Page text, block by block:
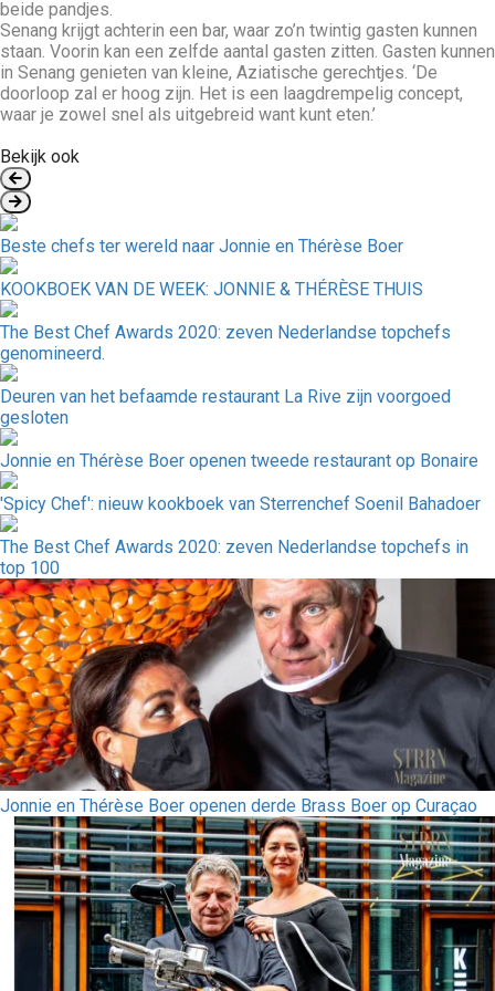
beide pandjes.
Senang krijgt achterin een bar, waar zo’n twintig gasten kunnen
staan. Voorin kan een zelfde aantal gasten zitten. Gasten kunnen
in Senang genieten van kleine, Aziatische gerechtjes. ‘De
doorloop zal er hoog zijn. Het is een laagdrempelig concept,
waar je zowel snel als uitgebreid want kunt eten.’
Bekijk ook
Beste chefs ter wereld naar Jonnie en Thérèse Boer
KOOKBOEK VAN DE WEEK: JONNIE & THÉRÈSE THUIS
The Best Chef Awards 2020: zeven Nederlandse topchefs
genomineerd.
Deuren van het befaamde restaurant La Rive zijn voorgoed
gesloten
Jonnie en Thérèse Boer openen tweede restaurant op Bonaire
'Spicy Chef': nieuw kookboek van Sterrenchef Soenil Bahadoer
The Best Chef Awards 2020: zeven Nederlandse topchefs in
top 100
Jonnie en Thérèse Boer openen derde Brass Boer op Curaçao